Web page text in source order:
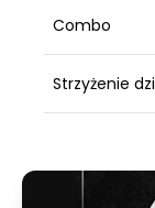
Combo
Strzyżenie